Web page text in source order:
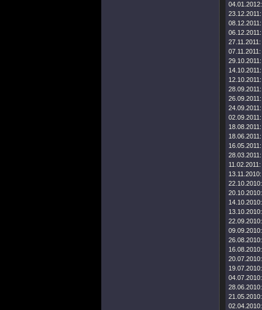
04.01.2012:
23.12.2011:
08.12.2011:
06.12.2011:
27.11.2011:
07.11.2011:
29.10.2011:
14.10.2011:
12.10.2011:
28.09.2011:
26.09.2011:
24.09.2011:
02.09.2011:
18.08.2011:
18.06.2011:
16.05.2011:
28.03.2011:
11.02.2011:
13.11.2010:
22.10.2010:
20.10.2010:
14.10.2010:
13.10.2010:
22.09.2010:
09.09.2010:
26.08.2010:
16.08.2010:
20.07.2010:
19.07.2010:
04.07.2010:
28.06.2010:
21.05.2010:
02.04.2010: